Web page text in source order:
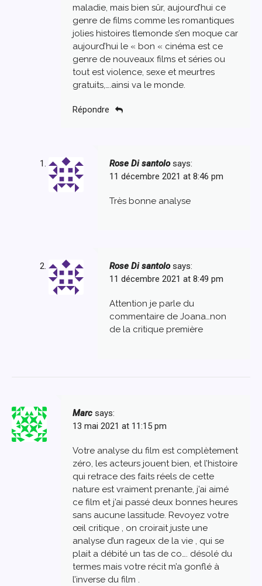
maladie, mais bien sûr, aujourd’hui ce
genre de films comme les romantiques
jolies histoires tlemonde s’en moque car
aujourd’hui le « bon « cinéma est ce
genre de nouveaux films et séries ou
tout est violence, sexe et meurtres
gratuits,….ainsi va le monde.
Répondre
Rose Di santolo says:
11 décembre 2021 at 8:46 pm
Très bonne analyse
Rose Di santolo says:
11 décembre 2021 at 8:49 pm
Attention je parle du
commentaire de Joana…non
de la critique première
Marc says:
13 mai 2021 at 11:15 pm
Votre analyse du film est complètement
zéro, les acteurs jouent bien, et l’histoire
qui retrace des faits réels de cette
nature est vraiment prenante, j’ai aimé
ce film et j’ai passé deux bonnes heures
sans aucune lassitude. Revoyez votre
œil critique , on croirait juste une
analyse d’un rageux de la vie , qui se
plait a débité un tas de co…. désolé du
termes mais votre récit m’a gonflé à
l’inverse du film .